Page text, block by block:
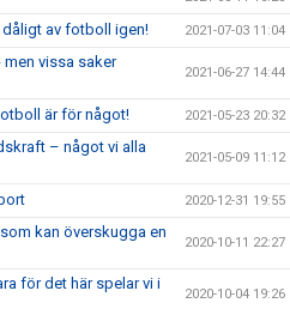
dåligt av fotboll igen! 2021-07-03 11:04
men vissa saker
2021-06-27 14:44
är för något! 2021-05-23 20:32
– något vi alla
2021-05-09 11:12
2020-12-31 19:55
kan överskugga en
2020-10-11 22:27
för det här spelar vi i
2020-10-04 19:26